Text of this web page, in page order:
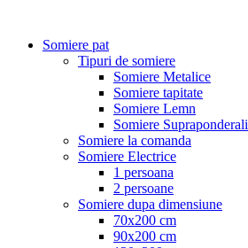
Somiere pat
Tipuri de somiere
Somiere Metalice
Somiere tapitate
Somiere Lemn
Somiere Supraponderali
Somiere la comanda
Somiere Electrice
1 persoana
2 persoane
Somiere dupa dimensiune
70x200 cm
90x200 cm